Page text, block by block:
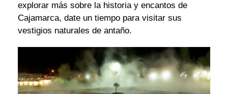
explorar más sobre la historia y encantos de
Cajamarca, date un tiempo para visitar sus
vestigios naturales de antaño.